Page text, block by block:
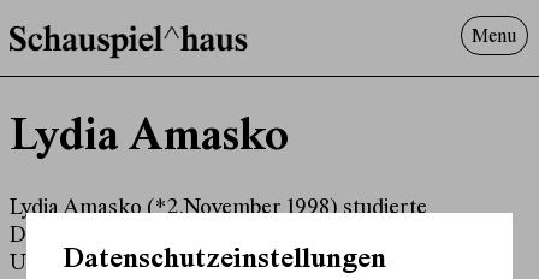
Menu
Lydia Amasko
Lydia Amasko (*2.November 1998) studierte
Darstellende und Freie Kunst und Schauspiel an der
Universität der Künste in Berlin, der Zürcher
Datenschutzeinstellungen